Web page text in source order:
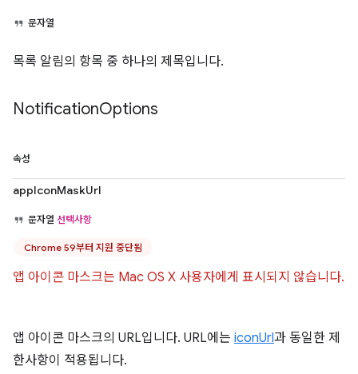
문자열
목록 알림의 항목 중 하나의 제목입니다.
NotificationOptions
속성
appIconMaskUrl
문자열 선택사항
Chrome 59부터 지원 중단됨
앱 아이콘 마스크는 Mac OS X 사용자에게 표시되지 않습니다.
앱 아이콘 마스크의 URL입니다. URL에는 iconUrl과 동일한 제
한사항이 적용됩니다.